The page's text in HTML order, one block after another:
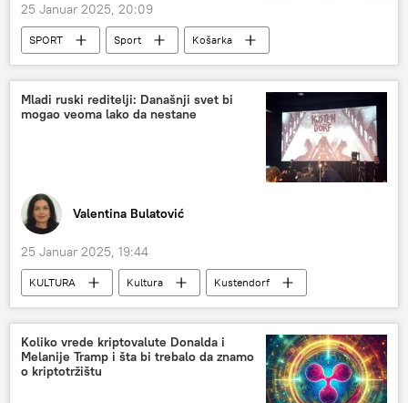
25 Januar 2025, 20:09
SPORT Sport
Košarka
Multimedija
Video Video-klub
Mladi ruski reditelji: Današnji svet bi
mogao veoma lako da nestane
Valentina Bulatović
25 Januar 2025, 19:44
KULTURA Kultura
Kustendorf
Emir Kusturica
Koliko vrede kriptovalute Donalda i
Melanije Tramp i šta bi trebalo da znamo
o kriptotržištu